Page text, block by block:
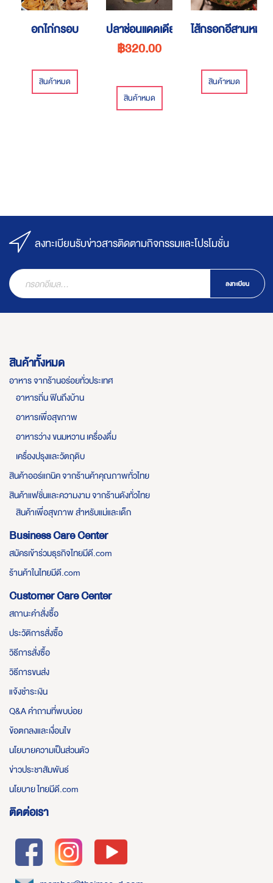
อกไก่กรอบ
สินค้าหมด
ปลาช่อนแดดเดียว แบบชิ้น
฿320.00
สินค้าหมด
ไส้กรอกอีสานหมู
สินค้าหมด
ลงทะเบียนรับข่าวสารติดตามกิจกรรมและโปรโมชั่น
ลงทะเบียน
สินค้าทั้งหมด
อาหาร จากร้านอร่อยทั่วประเทศ
อาหารถิ่น ฟินถึงบ้าน
อาหารเพื่อสุขภาพ
อาหารว่าง ขนมหวาน เครื่องดื่ม
เครื่องปรุงและวัตถุดิบ
สินค้าออร์แกนิค จากร้านค้าคุณภาพทั่วไทย
สินค้าแฟชั่นและความงาม จากร้านดังทั่วไทย
สินค้าเพื่อสุขภาพ สำหรับแม่และเด็ก
Business Care Center
สมัครเข้าร่วมธุรกิจไทยมีดี.com
ร้านค้าในไทยมีดี.com
Customer Care Center
สถานะคำสั่งซื้อ
ประวัติการสั่งซื้อ
วิธีการสั่งซื้อ
วิธีการขนส่ง
แจ้งชำระเงิน
Q&A คำถามที่พบบ่อย
ข้อตกลงและเงื่อนไข
นโยบายความเป็นส่วนตัว
ข่าวประชาสัมพันธ์
นโยบาย ไทยมีดี.com
ติดต่อเรา